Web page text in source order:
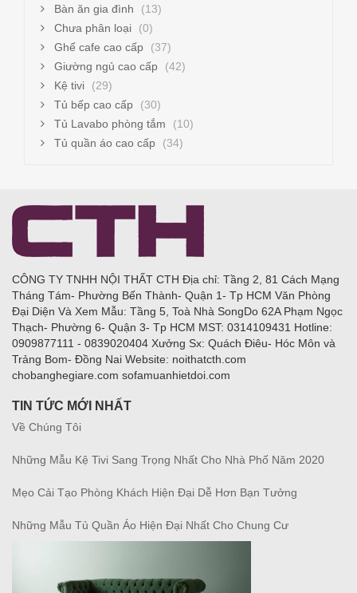
Bàn ăn gia đình
(13)
Chưa phân loại
(0)
Ghế cafe cao cấp
(37)
Giường ngủ cao cấp
(42)
Kệ tivi
(29)
Tủ bếp cao cấp
(30)
Tủ Lavabo phòng tắm
(10)
Tủ quần áo cao cấp
(34)
CÔNG TY TNHH NỘI THẤT CTH Địa chỉ: Tầng 2, 81 Cách Mạng
Tháng Tám- Phường Bến Thành- Quận 1- Tp HCM Văn Phòng
Đại Diện Và Xem Mẫu: Tầng 5, Toà Nhà SongDo 62A Phạm Ngọc
Thạch- Phường 6- Quận 3- Tp HCM MST: 0314109431 Hotline:
0909877111 - 0839020404 Xưởng Sx: Quách Điêu- Hóc Môn và
Trảng Bom- Đồng Nai Website: noithatcth.com
chobanghegiare.com sofamuanhietdoi.com
TIN TỨC MỚI NHẤT
Về Chúng Tôi
Những Mẫu Kệ Tivi Sang Trọng Nhất Cho Nhà Phố Năm 2020
Mẹo Cải Tạo Phòng Khách Hiện Đại Dễ Hơn Bạn Tưởng
Những Mẫu Tủ Quần Áo Hiện Đại Nhất Cho Chung Cư